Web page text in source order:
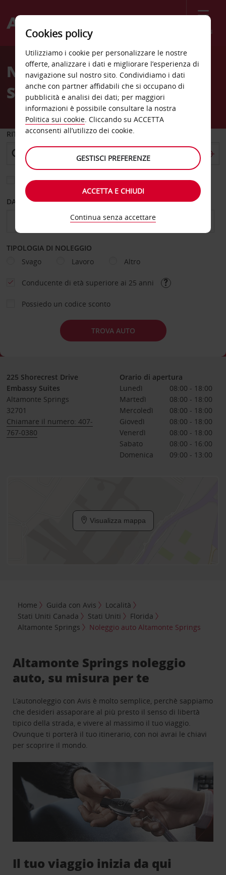
Menù
Welcome
AvisNoleggio auto Altamonte
Springs
RITIRO DA
Scegli una località di riconsegna diversa
DAL GIORNO AL GIORNO
TIPOLOGIA DI NOLEGGIO
Svago
Lavoro Altro
Conducente di età superiore ai 25 anni
Possiedo un codice sconto
TROVA AUTO
225 Shorecrest Drive
Embassy Suites
Altamonte Springs
32701
Chiamare il numero: 407-
767-0380
Orario di apertura
Lunedì
08:00 - 18:00
Martedì
08:00 - 18:00
Mercoledì
08:00 - 18:00
Giovedì
08:00 - 18:00
Venerdì
08:00 - 18:00
Sabato
08:00 - 16:00
Domenica
09:00 - 13:00
Visualizza mappa
Home Guida con Avis
Località
Stati Uniti Canada
Stati Uniti
Florida
Altamonte Springs
Noleggio auto Altamonte Springs
Altamonte Springs noleggio
auto, su misura per te
L’autonoleggio con Avis è molto semplice, perchè sappiamo
che desideri assaporare al più presto il senso di libertà
tipico della strada, e vivere al massimo il tuo viaggio.
Ovunque ti porterà il tuo itinerario, con noi avrai le chiavi
per scoprire il mondo.
Il tuo viaggio inizia da qui
Cookies policy
Utilizziamo i cookie per personalizzare le nostre
offerte, analizzare i dati e migliorare l’esperienza di
navigazione sul nostro sito. Condividiamo i dati
anche con partner affidabili che si occupano di
pubblicità e analisi dei dati; per maggiori
informazioni è possibile consultare la nostra
Politica sui cookie. Cliccando su ACCETTA
acconsenti all’utilizzo dei cookie.
GESTISCI PREFERENZE
ACCETTA E CHIUDI
Continua senza accettare